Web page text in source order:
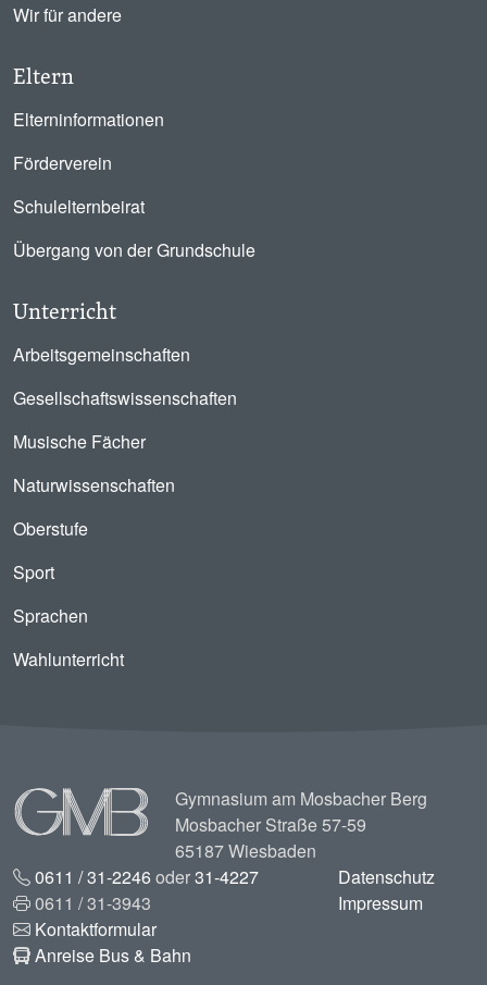
Wir für andere
Eltern
Elterninformationen
Förderverein
Schulelternbeirat
Übergang von der Grundschule
Unterricht
Arbeitsgemeinschaften
Gesellschaftswissenschaften
Musische Fächer
Naturwissenschaften
Oberstufe
Sport
Sprachen
Wahlunterricht
Image
Gymnasium am Mosbacher Berg
Mosbacher Straße 57-59
65187 Wiesbaden
0611 / 31-2246oder31-4227
0611 / 31-3943
Kontaktformular
Anreise Bus & Bahn
Datenschutz
Impressum